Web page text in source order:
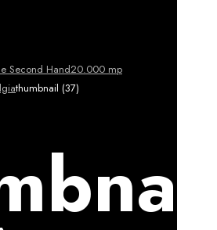
Second Hand20.000 mp
thumbnail (37)